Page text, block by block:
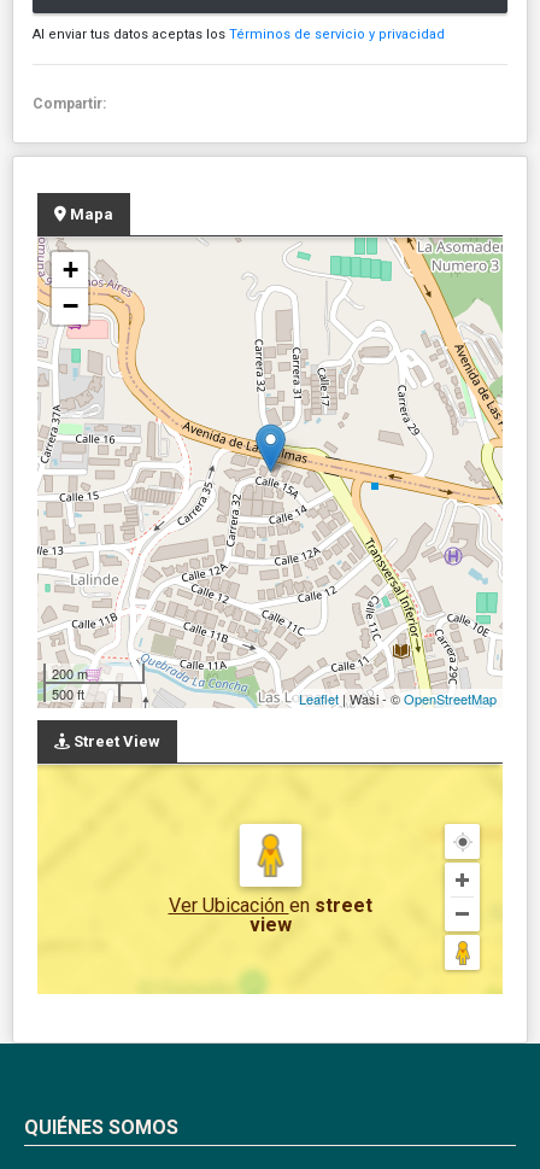
Al enviar tus datos aceptas los Términos de servicio y privacidad
Compartir:
Mapa
+
−
200 m
500 ft
Leaflet | Wasi - ©OpenStreetMap
Street View
Ver Ubicación en street
view
QUIÉNES SOMOS